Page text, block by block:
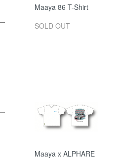
Maaya 86 T-Shirt
SOLD OUT
Maaya x ALPHARE